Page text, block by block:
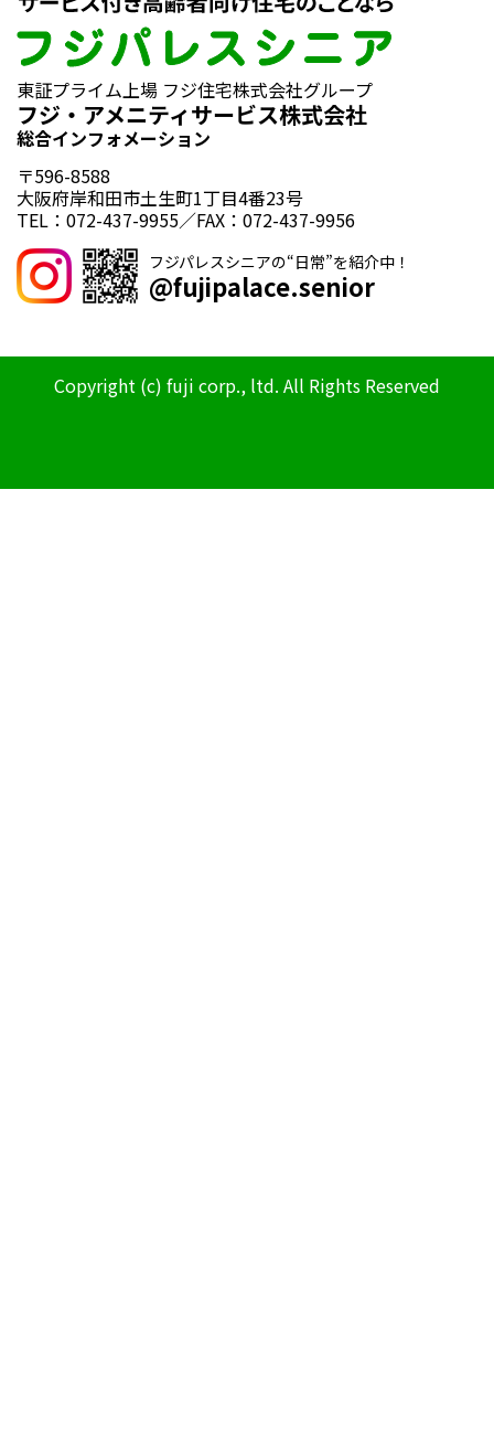
東証プライム上場 フジ住宅株式会社グループ
フジ・アメニティサービス株式会社
総合インフォメーション
〒596-8588
大阪府岸和田市土生町1丁目4番23号
TEL：072-437-9955／FAX：072-437-9956
フジパレスシニアの“日常”を紹介中！
@fujipalace.senior
Copyright (c) fuji corp., ltd. All Rights Reserved